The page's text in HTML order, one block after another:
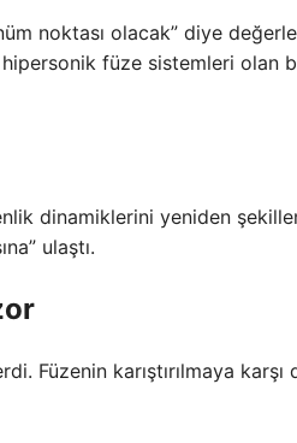
noktası olacak” diye
füze sistemleri olan
dinamiklerini yeniden
ulaştı.
Füzenin karıştırılmaya